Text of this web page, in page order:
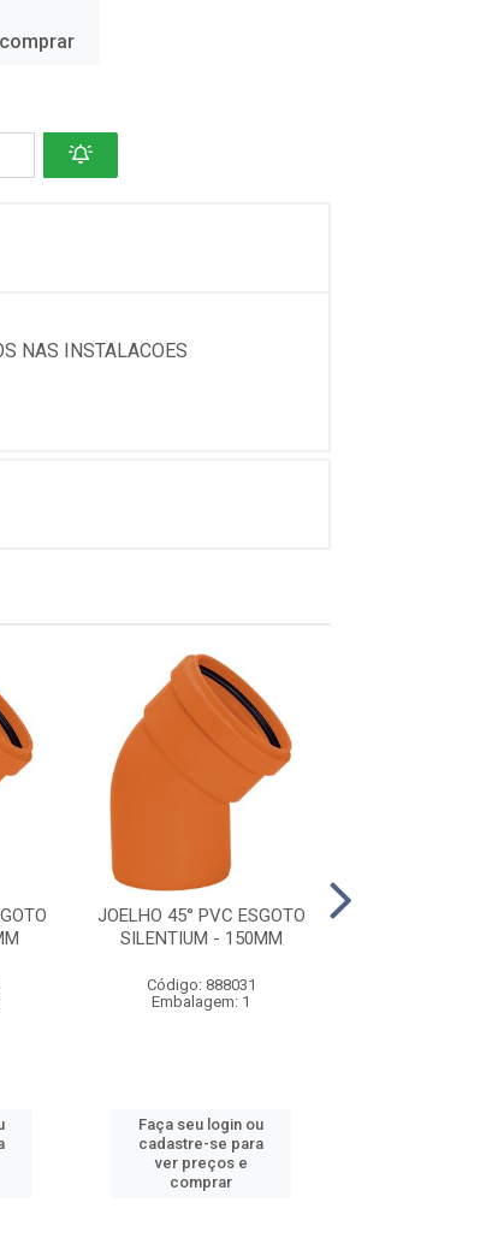
NAS INSTALACOES
JOELHO 45° PVC ESGOTO
SILENTIUM - 150MM
Código: 888031
Embalagem: 1
Faça seu login ou
cadastre-se para
ver preços e
comprar